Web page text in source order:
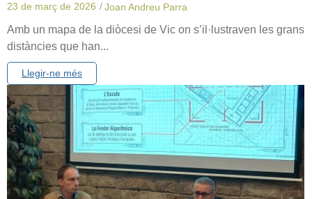
23 de març de 2026 /Joan Andreu Parra
Amb un mapa de la diòcesi de Vic on s’il·lustraven les grans
distàncies que han...
Llegir-ne més